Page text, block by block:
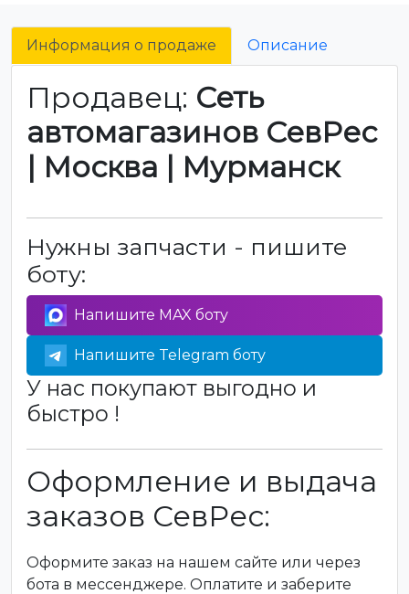
Информация о продаже Описание
Продавец: Сеть
автомагазинов СевРес
| Москва | Мурманск
Нужны запчасти - пишите
боту:
Напишите MAX боту
Напишите Telegram боту
У нас покупают выгодно и
быстро !
Оформление и выдача
заказов СевРес:
Оформите заказ на нашем сайте или через
бота в мессенджере. Оплатите и заберите